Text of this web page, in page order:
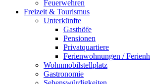
Feuerwehren
Freizeit & Tourismus
Unterkünfte
Gasthöfe
Pensionen
Privatquartiere
Ferienwohnungen /
Wohnmobilstellplatz
Gastronomie